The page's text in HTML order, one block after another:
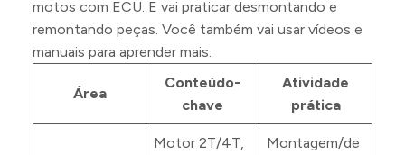
motos com ECU. E vai praticar desmontando e
remontando peças. Você também vai usar vídeos e
manuais para aprender mais.
Área
Conteúdo-
chave
Atividade
prática
Motor 2T/4T,
Montagem/de